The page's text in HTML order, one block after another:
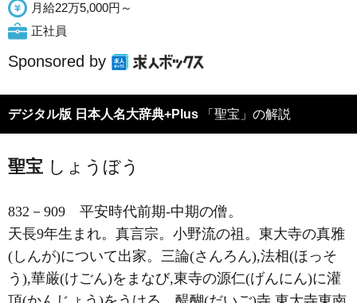
月給22万5,000円～
正社員
Sponsored by
デジタル版 日本人名大辞典+Plus 「聖宝」の解説
聖宝 しょうぼう
832－909 平安時代前期-中期の僧。
天長9年生まれ。真言宗。小野流の祖。東大寺の真雅
(しんが)について出家。三論(さんろん),法相(ほっそ
う),華厳(けごん)をまなび,東寺の源仁(げんにん)に灌